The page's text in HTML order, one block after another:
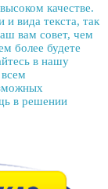
качестве.
и вида текста, так
вам совет, чем
более будете
в нашу
в решении